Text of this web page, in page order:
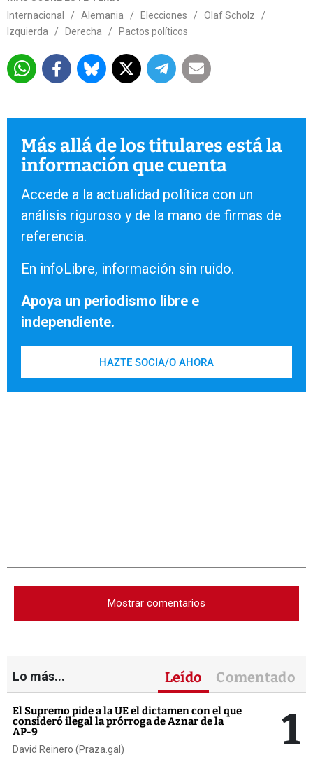
Internacional
/ Alemania / Elecciones / Olaf Scholz
/
Izquierda
/ Derecha / Pactos políticos
Más allá de los titulares está la
información que cuenta
Accede a la actualidad política con un
análisis riguroso y de la mano de firmas de
referencia.
En infoLibre, información sin ruido.
Apoya un periodismo libre e
independiente.
HAZTE SOCIA/O AHORA
Mostrar comentarios
Lo más... Leído Comentado
El Supremo pide a la UE el dictamen con el que
consideró ilegal la prórroga de Aznar de la
AP-9
David Reinero (Praza.gal) 1